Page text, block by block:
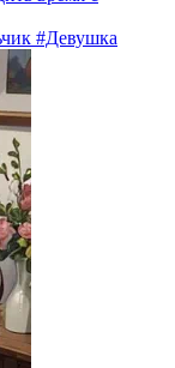
#Девушка